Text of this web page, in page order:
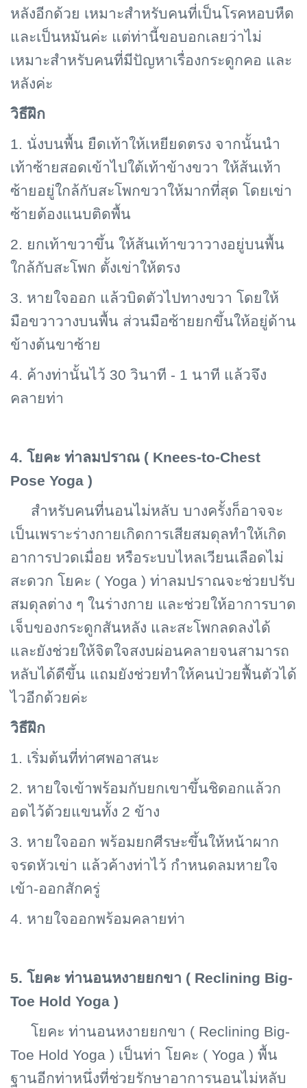
หลังอีกด้วย เหมาะสำหรับคนที่เป็นโรคหอบหืด
และเป็นหมันค่ะ แต่ท่านี้ขอบอกเลยว่าไม่
เหมาะสำหรับคนที่มีปัญหาเรื่องกระดูกคอ และ
หลังค่ะ
วิธีฝึก
1. นั่งบนพื้น ยืดเท้าให้เหยียดตรง จากนั้นนำ
เท้าซ้ายสอดเข้าไปใต้เท้าข้างขวา ให้ส้นเท้า
ซ้ายอยู่ใกล้กับสะโพกขวาให้มากที่สุด โดยเข่า
ซ้ายต้องแนบติดพื้น
2. ยกเท้าขวาขึ้น ให้ส้นเท้าขวาวางอยู่บนพื้น
ใกล้กับสะโพก ตั้งเข่าให้ตรง
3. หายใจออก แล้วบิดตัวไปทางขวา โดยให้
มือขวาวางบนพื้น ส่วนมือซ้ายยกขึ้นให้อยู่ด้าน
ข้างต้นขาซ้าย
4. ค้างท่านั้นไว้ 30 วินาที - 1 นาที แล้วจึง
คลายท่า
4. โยคะ ท่าลมปราณ ( Knees-to-Chest
Pose Yoga )
สำหรับคนที่นอนไม่หลับ บางครั้งก็อาจจะ
เป็นเพราะร่างกายเกิดการเสียสมดุลทำให้เกิด
อาการปวดเมื่อย หรือระบบไหลเวียนเลือดไม่
สะดวก โยคะ ( Yoga ) ท่าลมปราณจะช่วยปรับ
สมดุลต่าง ๆ ในร่างกาย และช่วยให้อาการบาด
เจ็บของกระดูกสันหลัง และสะโพกลดลงได้
และยังช่วยให้จิตใจสงบผ่อนคลายจนสามารถ
หลับได้ดีขึ้น แถมยังช่วยทำให้คนป่วยฟื้นตัวได้
ไวอีกด้วยค่ะ
วิธีฝึก
1. เริ่มต้นที่ท่าศพอาสนะ
2. หายใจเข้าพร้อมกับยกเขาขึ้นชิดอกแล้วก
อดไว้ด้วยแขนทั้ง 2 ข้าง
3. หายใจออก พร้อมยกศีรษะขึ้นให้หน้าผาก
จรดหัวเข่า แล้วค้างท่าไว้ กำหนดลมหายใจ
เข้า-ออกสักครู่
4. หายใจออกพร้อมคลายท่า
5. โยคะ ท่านอนหงายยกขา ( Reclining Big-
Toe Hold Yoga )
โยคะ ท่านอนหงายยกขา ( Reclining Big-
Toe Hold Yoga ) เป็นท่า โยคะ ( Yoga ) พื้น
ฐานอีกท่าหนึ่งที่ช่วยรักษาอาการนอนไม่หลับ